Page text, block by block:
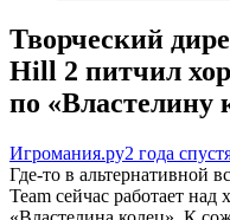
Творческий
Hill 2 питчил
по «Властелину
Игромания.ру2 года
Где-то в альтернативной
Team сейчас работает